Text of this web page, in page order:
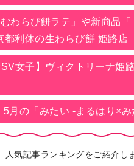
わらび餅ラテ」や新商品
都利休の生わらび餅 姫路店
女子】ヴィクトリーナ姫
5月の「みたい -まるはり×み
気記事ランキングをご紹介し